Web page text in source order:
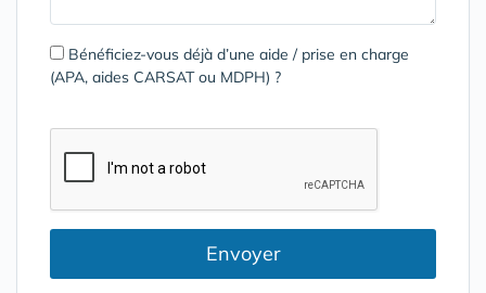
Bénéficiez-vous déjà d’une aide / prise en charge
(APA, aides CARSAT ou MDPH) ?
Envoyer